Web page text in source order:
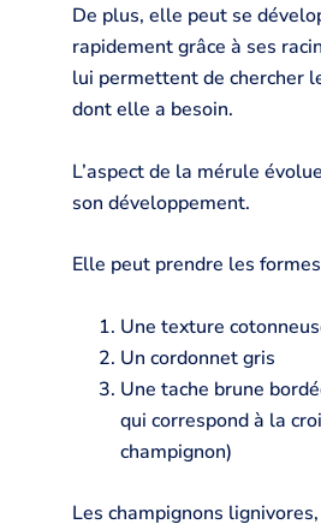
De plus, elle peut se
rapidement grâce à ses
lui permettent de chercher
dont elle a besoin.
L’aspect de la mérule
son développement.
Elle peut prendre les
Une texture
Un cordonnet gris
Une tache brune
qui correspond à la
champignon)
Les champignons